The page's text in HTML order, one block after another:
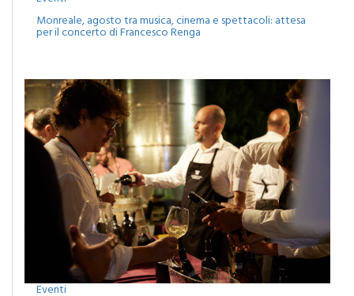
Monreale, agosto tra musica, cinema e spettacoli: attesa
per il concerto di Francesco Renga
Eventi